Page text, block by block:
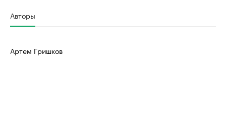
Авторы
Артем Гришков